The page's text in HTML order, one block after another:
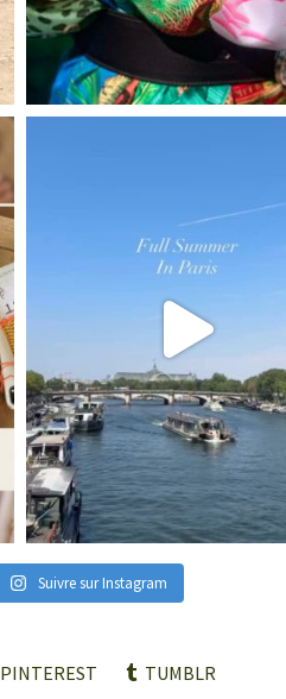
Suivre sur Instagram
PINTEREST TUMBLR